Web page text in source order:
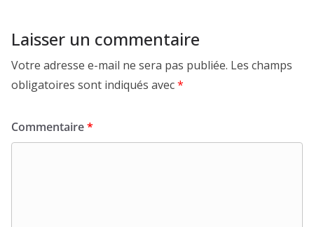
Laisser un commentaire
Votre adresse e-mail ne sera pas publiée. Les champs
obligatoires sont indiqués avec*
Commentaire*